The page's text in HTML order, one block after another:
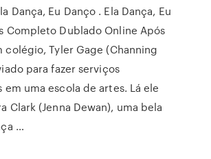
Dança, Eu Danço . Ela Dança, Eu
Completo Dublado Online Após
colégio, Tyler Gage (Channing
para fazer serviços
uma escola de artes. Lá ele
Clark (Jenna Dewan), uma bela
…